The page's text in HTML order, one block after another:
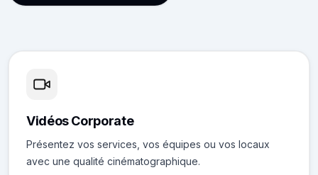
Vidéos Corporate
Présentez vos services, vos équipes ou vos locaux
avec une qualité cinématographique.